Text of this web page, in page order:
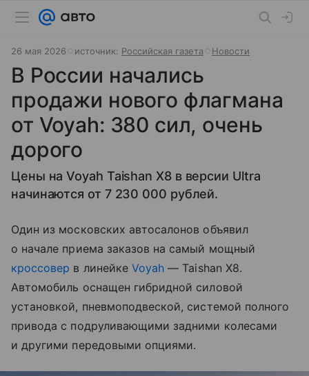
26 мая 2026 источник: Российская газета Новости
В России начались
продажи нового флагмана
от Voyah: 380 сил, очень
дорого
Цены на Voyah Taishan X8 в версии Ultra
начинаются от 7 230 000 рублей.
Один из московских автосалонов объявил
о начале приема заказов на самый мощный
кроссовер в линейке Voyah — Taishan X8.
Автомобиль оснащен гибридной силовой
установкой, пневмоподвеской, системой полного
привода с подруливающими задними колесами
и другими передовыми опциями.